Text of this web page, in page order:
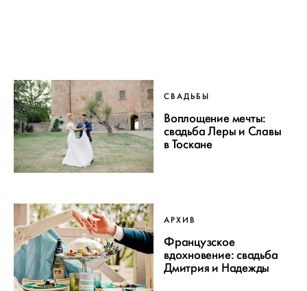
СВАДЬБЫ
Воплощение мечты:
свадьба Леры и Славы
в Тоскане
АРХИВ
Французское
вдохновение: свадьба
Дмитрия и Надежды